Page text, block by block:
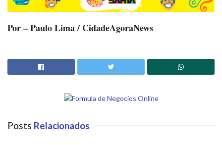
Por – Paulo Lima / CidadeAgoraNews
Posts Relacionados